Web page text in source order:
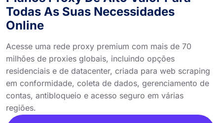
Todas As Suas Necessidades
Online
Acesse uma rede proxy premium com mais de 70
milhões de proxies globais, incluindo opções
residenciais e de datacenter, criada para web scraping
em conformidade, coleta de dados, gerenciamento de
contas, antibloqueio e acesso seguro em várias
regiões.